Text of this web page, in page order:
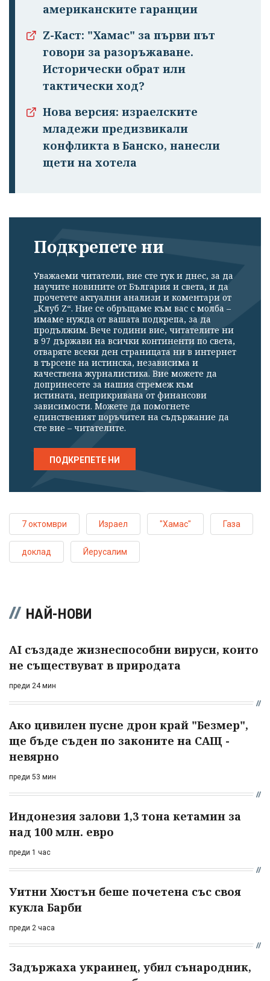
американските гаранции
Z-Каст: "Хамас" за първи път
говори за разоръжаване.
Исторически обрат или
тактически ход?
Нова версия: израелските
младежи предизвикали
конфликта в Банско, нанесли
щети на хотела
Подкрепете ни
Уважаеми читатели, вие сте тук и днес, за да
научите новините от България и света, и да
прочетете актуални анализи и коментари от
„Клуб Z“. Ние се обръщаме към вас с молба –
имаме нужда от вашата подкрепа, за да
продължим. Вече години вие, читателите ни
в 97 държави на всички континенти по света,
отваряте всеки ден страницата ни в интернет
в търсене на истинска, независима и
качествена журналистика. Вие можете да
допринесете за нашия стремеж към
истината, неприкривана от финансови
зависимости. Можете да помогнете
единственият поръчител на съдържание да
сте вие – читателите.
ПОДКРЕПЕТЕ НИ
7 октомври Израел "Хамас" Газа
доклад Йерусалим
НАЙ-НОВИ
AI създаде жизнеспособни вируси, които
не съществуват в природата
преди 24 мин
Ако цивилен пусне дрон край "Безмер",
ще бъде съден по законите на САЩ -
невярно
преди 53 мин
Индонезия залови 1,3 тона кетамин за
над 100 млн. евро
преди 1 час
Уитни Хюстън беше почетена със своя
кукла Барби
преди 2 часа
Задържаха украинец, убил сънародник,